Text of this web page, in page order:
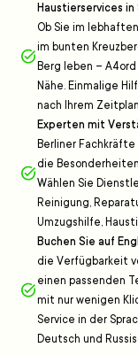
Haustierservices
Ob Sie im
im bunten
Berg leben –
Nähe. Einmalige
nach Ihrem
Experten mit
Berliner
die
Wählen Sie
Reinigung,
Umzugshilfe,
Buchen Sie auf
die Verfügbarkeit
einen passenden
mit nur wenigen
Service in der
Deutsch und